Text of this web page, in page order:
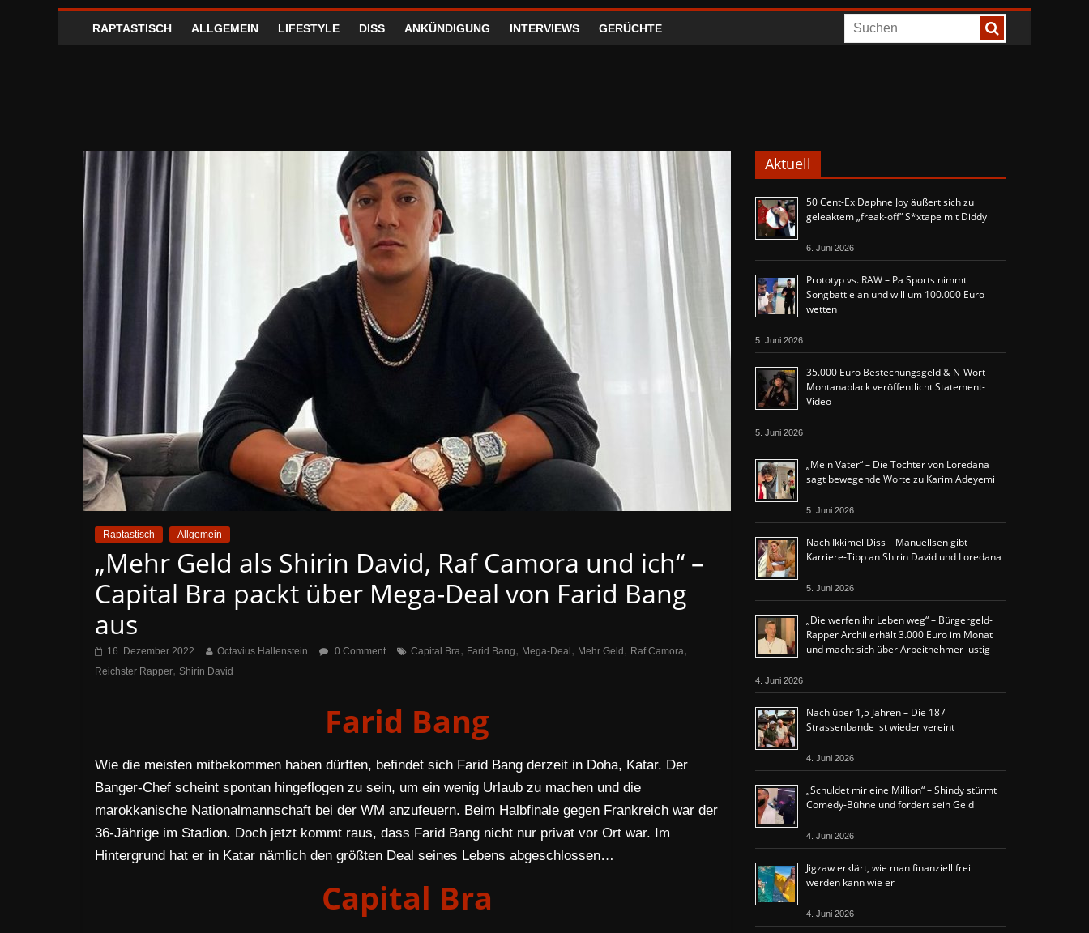
RAPTASTISCH ALLGEMEIN LIFESTYLE DISS ANKÜNDIGUNG INTERVIEWS GERÜCHTE
Raptastisch Allgemein
„Mehr Geld als Shirin David, Raf Camora und ich“ –
Capital Bra packt über Mega-Deal von Farid Bang
aus
16. Dezember 2022 Octavius Hallenstein 0 Comment Capital Bra, Farid Bang, Mega-Deal , Mehr Geld , Raf Camora,
Reichster Rapper, Shirin David
Farid Bang
Wie die meisten mitbekommen haben dürften, befindet sich Farid Bang derzeit in Doha, Katar. Der
Banger-Chef scheint spontan hingeflogen zu sein, um ein wenig Urlaub zu machen und die
marokkanische Nationalmannschaft bei der WM anzufeuern. Beim Halbfinale gegen Frankreich war der
36-Jährige im Stadion. Doch jetzt kommt raus, dass Farid Bang nicht nur privat vor Ort war. Im
Hintergrund hat er in Katar nämlich den größten Deal seines Lebens abgeschlossen…
Capital Bra
Aktuell
50 Cent-Ex Daphne Joy äußert sich zu
geleaktem „freak-off“ S*xtape mit Diddy
6. Juni 2026
Prototyp vs. RAW – Pa Sports nimmt
Songbattle an und will um 100.000 Euro
wetten
5. Juni 2026
35.000 Euro Bestechungsgeld & N-Wort –
Montanablack veröffentlicht Statement-
Video
5. Juni 2026
„Mein Vater“ – Die Tochter von Loredana
sagt bewegende Worte zu Karim Adeyemi
5. Juni 2026
Nach Ikkimel Diss – Manuellsen gibt
Karriere-Tipp an Shirin David und Loredana
5. Juni 2026
„Die werfen ihr Leben weg“ – Bürgergeld-
Rapper Archii erhält 3.000 Euro im Monat
und macht sich über Arbeitnehmer lustig
4. Juni 2026
Nach über 1,5 Jahren – Die 187
Strassenbande ist wieder vereint
4. Juni 2026
„Schuldet mir eine Million“ – Shindy stürmt
Comedy-Bühne und fordert sein Geld
4. Juni 2026
Jigzaw erklärt, wie man finanziell frei
werden kann wie er
4. Juni 2026